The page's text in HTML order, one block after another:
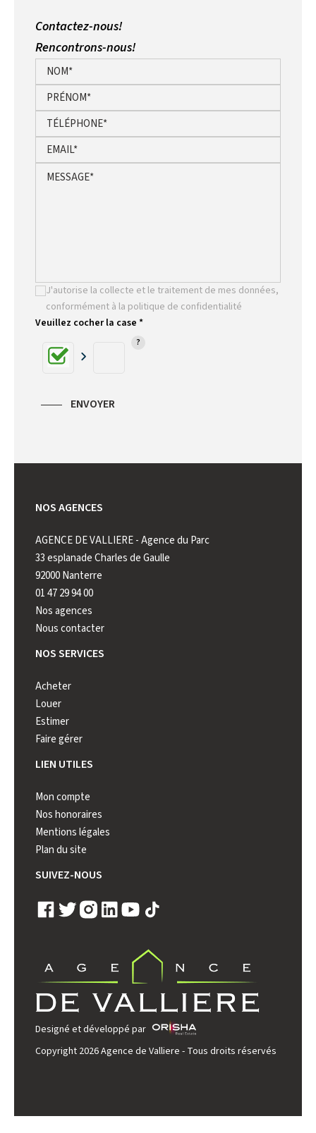
Contactez-nous!
Rencontrons-nous!
J'autorise la collecte et le traitement de mes données,
conformément à la politique de confidentialité
Veuillez cocher la case *
ENVOYER
NOS AGENCES
AGENCE DE VALLIERE - Agence du Parc
33 esplanade Charles de Gaulle
92000 Nanterre
01 47 29 94 00
Nos agences
Nous contacter
NOS SERVICES
Acheter
Louer
Estimer
Faire gérer
LIEN UTILES
Mon compte
Nos honoraires
Mentions légales
Plan du site
SUIVEZ-NOUS
Designé et développé par
Copyright 2026 Agence de Valliere - Tous droits réservés